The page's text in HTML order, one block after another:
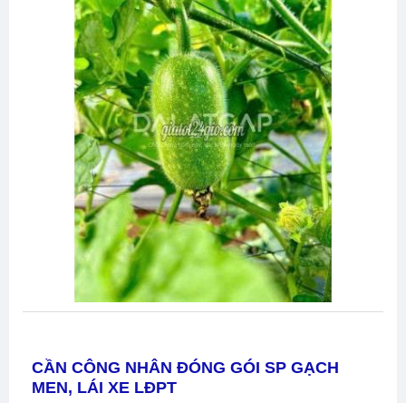
CẦN CÔNG NHÂN ĐÓNG GÓI SP GẠCH
MEN, LÁI XE LĐPT